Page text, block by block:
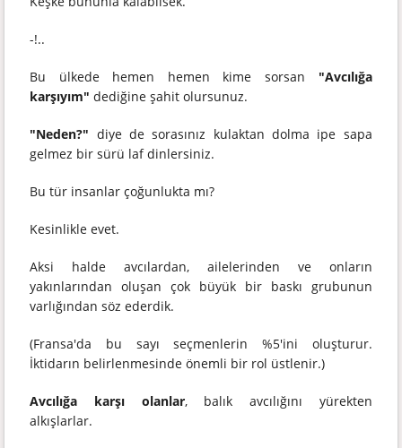
-!..
Bu ülkede hemen hemen kime sorsan "Avcılığa
karşıyım" dediğine şahit olursunuz.
"Neden?" diye de sorasınız kulaktan dolma ipe sapa
gelmez bir sürü laf dinlersiniz.
Bu tür insanlar çoğunlukta mı?
Kesinlikle evet.
Aksi halde avcılardan, ailelerinden ve onların
yakınlarından oluşan çok büyük bir baskı grubunun
varlığından söz ederdik.
(Fransa'da bu sayı seçmenlerin %5'ini oluşturur.
İktidarın belirlenmesinde önemli bir rol üstlenir.)
Avcılığa karşı olanlar, balık avcılığını yürekten
alkışlarlar.